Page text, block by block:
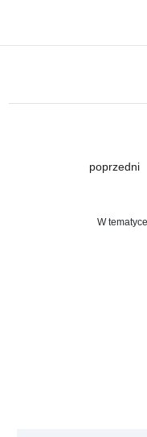
poprzedni
W